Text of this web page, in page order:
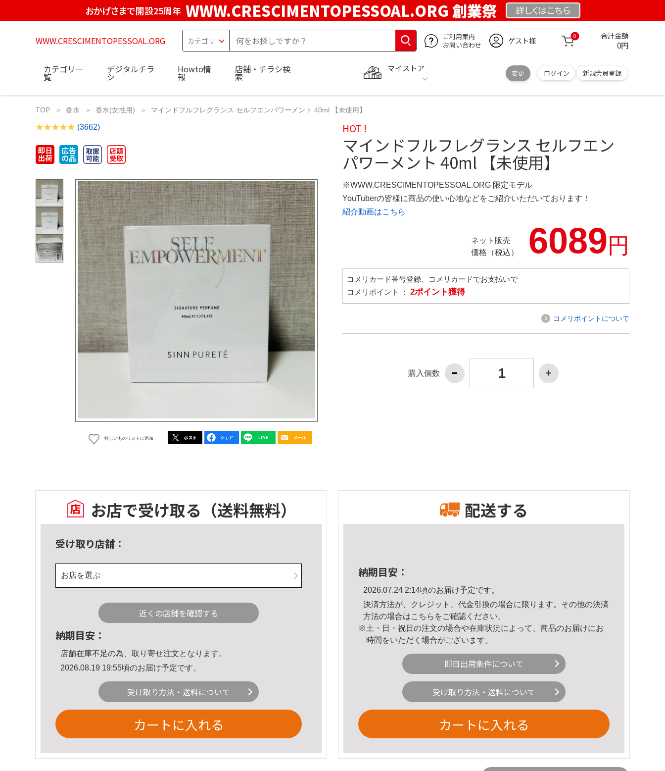
おかげさまで開設25周年 WWW.CRESCIMENTOPESSOAL.ORG 創業祭 詳しくはこちら
WWW.CRESCIMENTOPESSOAL.ORG
ご利用案内
お問い合わせ
ゲスト様 0 合計金額
0円
マイストア
変更 ログイン 新規会員登録
カテゴリ一
覧
デジタルチラ
シ
Howto情
報
店舗・チラシ検
索
TOP 香水 香水(女性用) マインドフルフレグランス セルフエンパワーメント 40ml 【未使用】
(3662)
欲しいものリストに追加
HOT !
マインドフルフレグランス セルフエン
パワーメント 40ml 【未使用】
※WWW.CRESCIMENTOPESSOAL.ORG 限定モデル
YouTuberの皆様に商品の使い心地などをご紹介いただいております！
紹介動画はこちら
ネット販売
価格（税込）
6089円
コメリカード番号登録、コメリカードでお支払いで
コメリポイント ： 2ポイント獲得
コメリポイントについて
購入個数
お店で受け取る （送料無料）
受け取り店舗：
お店を選ぶ
近くの店舗を確認する
納期目安：
店舗在庫不足の為、取り寄せ注文となります。
2026.08.19 19:55頃のお届け予定です。
受け取り方法・送料について
カートに入れる
配送する
納期目安：
2026.07.24 2:14頃のお届け予定です。
決済方法が、クレジット、代金引換の場合に限ります。その他の決済
方法の場合はこちら をご確認ください。
※土・日・祝日の注文の場合や在庫状況によって、商品のお届けにお
時間をいただく場合がございます。
即日出荷条件について
受け取り方法・送料について
カートに入れる